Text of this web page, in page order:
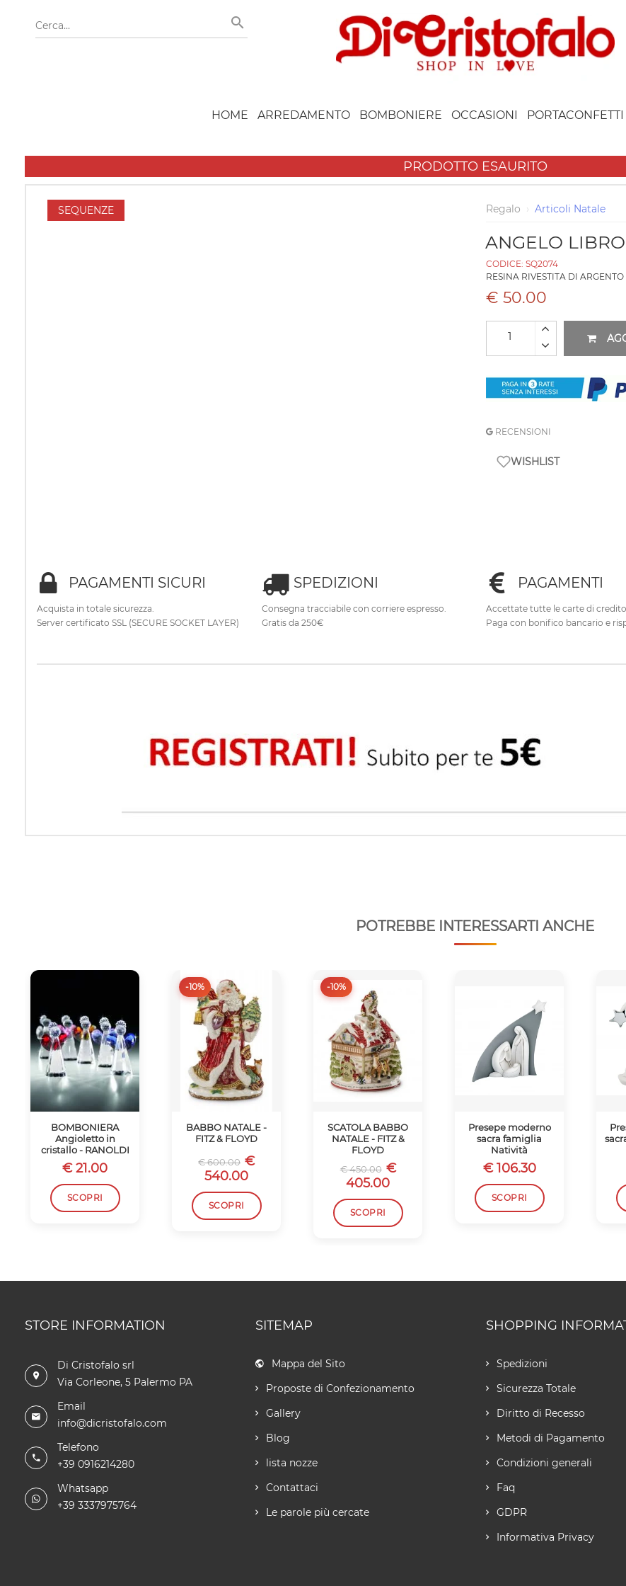
HOME ARREDAMENTO BOMBONIERE OCCASIONI PORTACONFETTI
PRODOTTO ESAURITO
SEQUENZE Regalo › Articoli Natale
ANGELO LIBRO
CODICE: SQ2074
RESINA RIVESTITA DI
€ 50.00
RECENSIONI
WISHLIST
PAGAMENTI SICURI
Acquista in totale sicurezza.
Server certificato SSL (SECURE SOCKET LAYER)
SPEDIZIONI
Consegna tracciabile con corriere espresso.
Gratis da 250€
PAGAMENTI
Accettate tutte le carte di credito
Paga con bonifico bancario e
POTREBBE INTERESSARTI ANCHE
BOMBONIERA
Angioletto in
cristallo - RANOLDI
€ 21.00
SCOPRI
-10%
BABBO NATALE -
FITZ & FLOYD
€ 600.00 €
540.00
SCOPRI
-10%
SCATOLA BABBO
NATALE - FITZ &
FLOYD
€ 450.00 €
405.00
SCOPRI
Presepe moderno
sacra famiglia
Natività
€ 106.30
SCOPRI
STORE INFORMATION
Di Cristofalo srl
Via Corleone, 5 Palermo PA
Email
info@dicristofalo.com
Telefono
+39 0916214280
Whatsapp
+39 3337975764
SITEMAP
Mappa del Sito
Proposte di Confezionamento
Gallery
Blog
lista nozze
Contattaci
Le parole più cercate
SHOPPING
Spedizioni
Sicurezza Totale
Diritto di Recesso
Metodi di Pagamento
Condizioni generali
Faq
GDPR
Informativa Privacy